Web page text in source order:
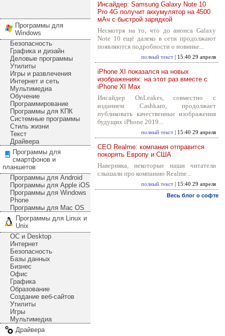
Программы для
Windows
Безопасность
Графика и дизайн
Деловые программы
Утилиты
Игры и развлечения
Интернет и сеть
Мультимедиа
Обучение
Программирование
Программы для КПК
Системные программы
Стиль жизни
Текст
Драйвера
Программы для
смартфонов и
планшетов
Программы для Android
Программы для Apple iOS
Программы для Windows
Phone
Программы для Mac OS
Программы для Linux и
Unix
ОС и Desktop
Интернет
Безопасность
Базы данных
Бизнес
Офис
Графика
Образование
Создание веб-сайтов
Утилиты
Игры
Мультимедиа
Драйвера
Инсайдер: Samsung Galaxy Note 10
Pro 4G получит аккумулятор на 4500
мАч с быстрой зарядкой
Несмотря на то, что до анонса Galaxy
Note 10 ещё далеко в сети продолжают
появляются подробности о новинке...
полный текст | 15:40 29 апреля
iPhone XI показался на новых
изображениях: на этот раз вместе с
iPhone XI Max
Инсайдер OnLeakes, совместно с
изданием Cashkaro, продолжает
публиковать качественные изображения
будущих iPhone 2019...
полный текст | 15:40 29 апреля
CEO Realme: компания отправится
покорять Европу и США
Наверняка, некоторые наши читатели
слышали про компанию Realme...
полный текст | 15:40 29 апреля
Весь блог о софте